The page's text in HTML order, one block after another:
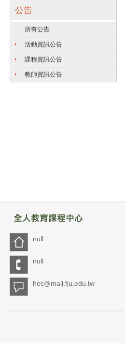
公告
所有公告
活動資訊公告
課程資訊公告
教師資訊公告
null
null
hec@mail.fju.edu.tw